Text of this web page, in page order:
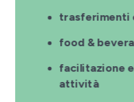
trasferimenti
food &
facilitazione
attività